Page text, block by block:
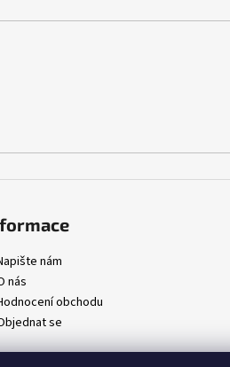
nám
nás
obchodu
se